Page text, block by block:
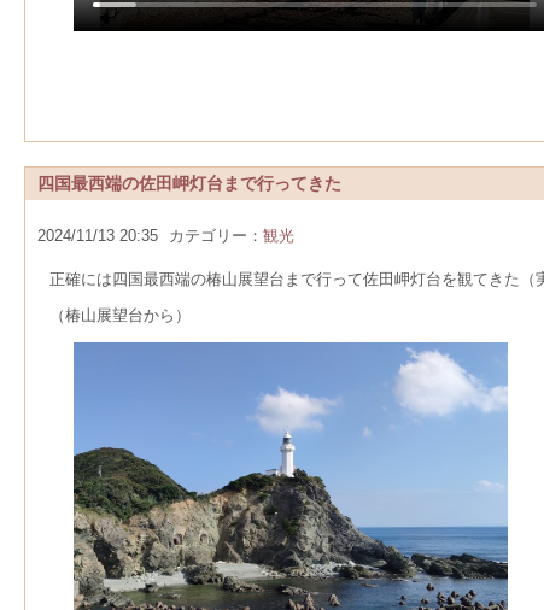
四国最西端の佐田岬灯台まで行ってきた
2024/11/13 20:35 カテゴリー： 観光
正確には四国最西端の椿山展望台まで行って佐田岬灯台を観てきた（
（椿山展望台から）